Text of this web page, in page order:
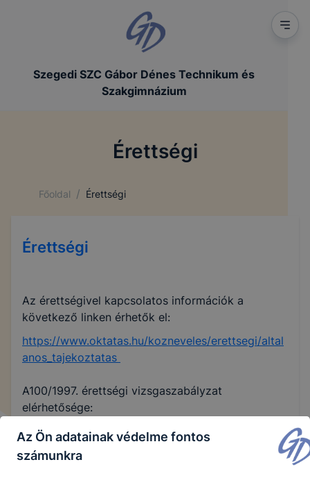
Szegedi SZC Gábor Dénes Technikum és
Szakgimnázium
Érettségi
Főoldal / Érettségi
Érettségi
Az érettségivel kapcsolatos információk a
következő linken érhetők el:
https://www.oktatas.hu/kozneveles/erettsegi/altal
anos_tajekoztatas
A100/1997. érettségi vizsgaszabályzat
elérhetősége:
https://net.jogtar.hu/jogszabaly?
docid=99700100.kor
Az Ön adatainak védelme fontos
számunkra